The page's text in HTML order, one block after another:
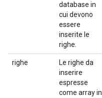
database in
cui devono
essere
inserite le
righe.
righe
Le righe da
inserire
espresse
come array in